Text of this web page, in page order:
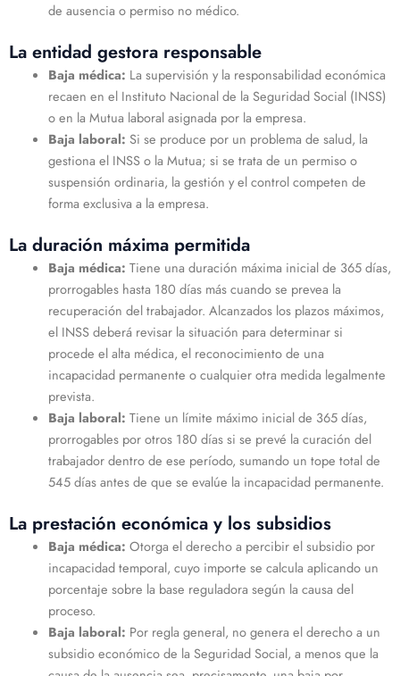
de ausencia o permiso no médico.
La entidad gestora responsable
Baja médica: La supervisión y la responsabilidad económica
recaen en el Instituto Nacional de la Seguridad Social (INSS)
o en la Mutua laboral asignada por la empresa.
Baja laboral: Si se produce por un problema de salud, la
gestiona el INSS o la Mutua; si se trata de un permiso o
suspensión ordinaria, la gestión y el control competen de
forma exclusiva a la empresa.
La duración máxima permitida
Baja médica: Tiene una duración máxima inicial de 365 días,
prorrogables hasta 180 días más cuando se prevea la
recuperación del trabajador. Alcanzados los plazos máximos,
el INSS deberá revisar la situación para determinar si
procede el alta médica, el reconocimiento de una
incapacidad permanente o cualquier otra medida legalmente
prevista.
Baja laboral: Tiene un límite máximo inicial de 365 días,
prorrogables por otros 180 días si se prevé la curación del
trabajador dentro de ese período, sumando un tope total de
545 días antes de que se evalúe la incapacidad permanente.
La prestación económica y los subsidios
Baja médica: Otorga el derecho a percibir el subsidio por
incapacidad temporal, cuyo importe se calcula aplicando un
porcentaje sobre la base reguladora según la causa del
proceso.
Baja laboral: Por regla general, no genera el derecho a un
subsidio económico de la Seguridad Social, a menos que la